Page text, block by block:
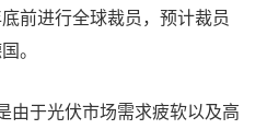
前进行全球裁员，预计裁员
。
由于光伏市场需求疲软以及高